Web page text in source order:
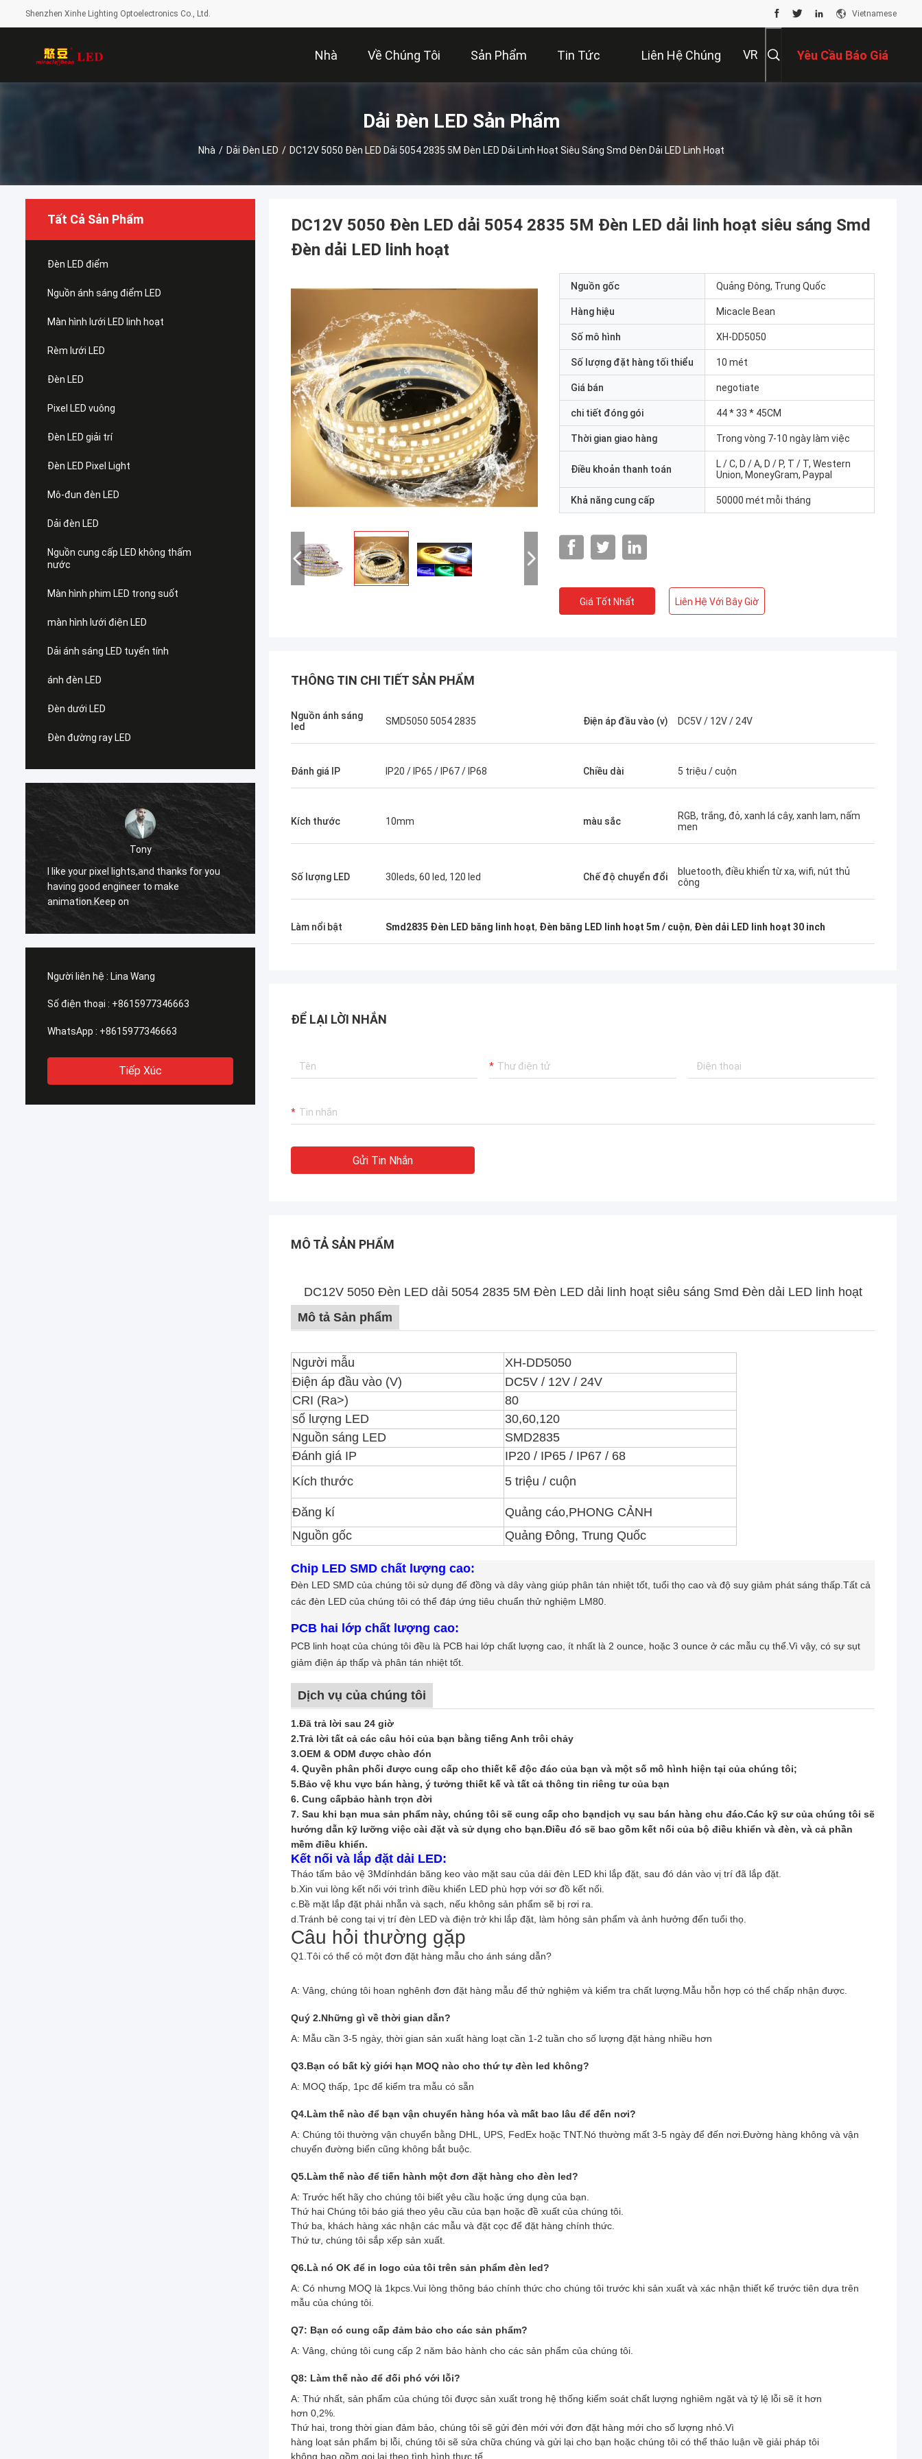
Shenzhen Xinhe Lighting Optoelectronics Co., Ltd. Vietnamese
Nhà Về Chúng Tôi Sản Phẩm Tin Tức Liên Hệ Chúng VR Yêu Cầu Báo Giá
Dải Đèn LED Sản Phẩm
Nhà / Dải Đèn LED / DC12V 5050 Đèn LED Dải 5054 2835 5M Đèn LED Dải Linh Hoạt Siêu Sáng Smd Đèn Dải LED Linh Hoạt
Tất Cả Sản Phẩm
Đèn LED điểm
Nguồn ánh sáng điểm LED
Màn hình lưới LED linh hoạt
Rèm lưới LED
Đèn LED
Pixel LED vuông
Đèn LED giải trí
Đèn LED Pixel Light
Mô-đun đèn LED
Dải đèn LED
Nguồn cung cấp LED không thấm
nước
Màn hình phim LED trong suốt
màn hình lưới điện LED
Dải ánh sáng LED tuyến tính
ánh đèn LED
Đèn dưới LED
Đèn đường ray LED
sẽ
Trước khi mua một đôi bốt đầu vuông
tương tự, mùa đông ngoại hình rất cao,
bởi vì phối quá tốt, bây giờ đã sờn, mua
bốt sẽ pha kiểu như vậy, cái này sẽ...
Shay
tương tự, mùa đông ngoại hình rất cao,
your power supply are really good, i would
like to build a long term cooperation with
your company.
Người liên hệ : Lina Wang
Số điện thoại : +8615977346663
WhatsApp : +8615977346663
Tiếp Xúc
DC12V 5050 Đèn LED dải 5054 2835 5M Đèn LED dải linh hoạt siêu sáng Smd
Đèn dải LED linh hoạt
Nguồn gốc Quảng Đông, Trung Quốc
Hàng hiệu Micacle Bean
Số mô hình XH-DD5050
Số lượng đặt hàng tối thiểu 10 mét
Giá bán negotiate
chi tiết đóng gói 44 * 33 * 45CM
Thời gian giao hàng Trong vòng 7-10 ngày làm việc
Điều khoản thanh toán
L / C, D / A, D / P, T / T, Western
Union, MoneyGram, Paypal
Khả năng cung cấp 50000 mét mỗi tháng
Giá Tốt Nhất Liên Hệ Với Bây Giờ
THÔNG TIN CHI TIẾT SẢN PHẨM
Nguồn ánh sáng
led
SMD5050 5054 2835 Điện áp đầu vào (v) DC5V / 12V / 24V
Đánh giá IP IP20 / IP65 / IP67 / IP68 Chiều dài 5 triệu / cuộn
Kích thước 10mm màu sắc
RGB, trắng, đỏ, xanh lá cây, xanh lam, nấm
men
Số lượng LED 30leds, 60 led, 120 led Chế độ chuyển đổi
bluetooth, điều khiển từ xa, wifi, nút thủ
công
Làm nổi bật Smd2835 Đèn LED băng linh hoạt, Đèn băng LED linh hoạt 5m / cuộn, Đèn dải LED linh hoạt 30 inch
ĐỂ LẠI LỜI NHẮN
Gửi Tin Nhắn
MÔ TẢ SẢN PHẨM
DC12V 5050 Đèn LED dải 5054 2835 5M Đèn LED dải linh hoạt siêu sáng Smd Đèn dải LED linh hoạt
Mô tả Sản phẩm
Người mẫu
XH-DD5050
Điện áp đầu vào (V)
DC5V / 12V / 24V
CRI (Ra>)
80
số lượng LED
30,60,120
Nguồn sáng LED
SMD2835
Đánh giá IP
IP20 / IP65 / IP67 / 68
Kích thước
5 triệu / cuộn
Đăng kí Quảng cáo,PHONG CẢNH
Nguồn gốc
Quảng Đông, Trung Quốc
Chip LED SMD chất lượng cao:
Đèn LED SMD của chúng tôi sử dụng đế đồng và dây vàng giúp phân tán nhiệt tốt, tuổi thọ cao và độ suy giảm phát sáng thấp.Tất cả
các đèn LED của chúng tôi có thể đáp ứng tiêu chuẩn thử nghiệm LM80.
PCB hai lớp chất lượng cao:
PCB linh hoạt của chúng tôi đều là PCB hai lớp chất lượng cao, ít nhất là 2 ounce, hoặc 3 ounce ở các mẫu cụ thể.Vì vậy, có sự sụt
giảm điện áp thấp và phân tán nhiệt tốt.
Dịch vụ của chúng tôi
1.Đã trả lời sau 24 giờ
2.Trả lời tất cả các câu hỏi của bạn bằng tiếng Anh trôi chảy
3.OEM & ODM được chào đón
4. Quyền phân phối được cung cấp cho thiết kế độc đáo của bạn và một số mô hình hiện tại của chúng tôi;
5.Bảo vệ khu vực bán hàng, ý tưởng thiết kế và tất cả thông tin riêng tư của bạn
6. Cung cấpbảo hành trọn đời
7. Sau khi bạn mua sản phẩm này, chúng tôi sẽ cung cấp cho bạndịch vụ sau bán hàng chu đáo.Các kỹ sư của chúng tôi sẽ
hướng dẫn kỹ lưỡng việc cài đặt và sử dụng cho bạn.Điều đó sẽ bao gồm kết nối của bộ điều khiển và đèn, và cả phần
mềm điều khiển.
Kết nối và lắp đặt dải LED:
Tháo tấm bảo vệ 3Mdínhdán băng keo vào mặt sau của dải đèn LED khi lắp đặt, sau đó dán vào vị trí đã lắp đặt.
b.Xin vui lòng kết nối với trình điều khiển LED phù hợp với sơ đồ kết nối.
c.Bề mặt lắp đặt phải nhẵn và sạch, nếu không sản phẩm sẽ bị rơi ra.
d.Tránh bẻ cong tại vị trí đèn LED và điện trở khi lắp đặt, làm hỏng sản phẩm và ảnh hưởng đến tuổi thọ.
Câu hỏi thường gặp
Q1.Tôi có thể có một đơn đặt hàng mẫu cho ánh sáng dẫn?
A: Vâng, chúng tôi hoan nghênh đơn đặt hàng mẫu để thử nghiệm và kiểm tra chất lượng.Mẫu hỗn hợp có thể chấp nhận được.
Quý 2.Những gì về thời gian dẫn?
A: Mẫu cần 3-5 ngày, thời gian sản xuất hàng loạt cần 1-2 tuần cho số lượng đặt hàng nhiều hơn
Q3.Bạn có bất kỳ giới hạn MOQ nào cho thứ tự đèn led không?
A: MOQ thấp, 1pc để kiểm tra mẫu có sẵn
Q4.Làm thế nào để bạn vận chuyển hàng hóa và mất bao lâu để đến nơi?
A: Chúng tôi thường vận chuyển bằng DHL, UPS, FedEx hoặc TNT.Nó thường mất 3-5 ngày để đến nơi.Đường hàng không và vận
chuyển đường biển cũng không bắt buộc.
Q5.Làm thế nào để tiến hành một đơn đặt hàng cho đèn led?
A: Trước hết hãy cho chúng tôi biết yêu cầu hoặc ứng dụng của bạn.
Thứ hai Chúng tôi báo giá theo yêu cầu của bạn hoặc đề xuất của chúng tôi.
Thứ ba, khách hàng xác nhận các mẫu và đặt cọc để đặt hàng chính thức.
Thứ tư, chúng tôi sắp xếp sản xuất.
Q6.Là nó OK để in logo của tôi trên sản phẩm đèn led?
A: Có nhưng MOQ là 1kpcs.Vui lòng thông báo chính thức cho chúng tôi trước khi sản xuất và xác nhận thiết kế trước tiên dựa trên
mẫu của chúng tôi.
Q7: Bạn có cung cấp đảm bảo cho các sản phẩm?
A: Vâng, chúng tôi cung cấp 2 năm bảo hành cho các sản phẩm của chúng tôi.
Q8: Làm thế nào để đối phó với lỗi?
A: Thứ nhất, sản phẩm của chúng tôi được sản xuất trong hệ thống kiểm soát chất lượng nghiêm ngặt và tỷ lệ lỗi sẽ ít hơn
hơn 0,2%.
Thứ hai, trong thời gian đảm bảo, chúng tôi sẽ gửi đèn mới với đơn đặt hàng mới cho số lượng nhỏ.Vì
hàng loạt sản phẩm bị lỗi, chúng tôi sẽ sửa chữa chúng và gửi lại cho bạn hoặc chúng tôi có thể thảo luận về giải pháp tôi
không bao gồm gọi lại theo tình hình thực tế.